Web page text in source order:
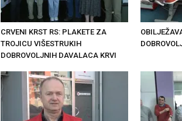
CRVENI KRST RS: PLAKETE ZA
TROJICU VIŠESTRUKIH
DOBROVOLJNIH DAVALACA KRVI